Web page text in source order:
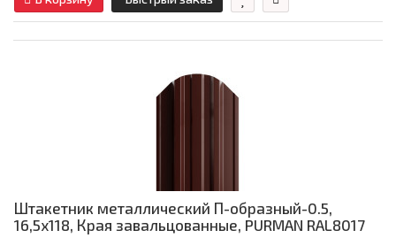
Штакетник металлический П-образный-0.5,
16,5х118, Края завальцованные, PURMAN RAL8017